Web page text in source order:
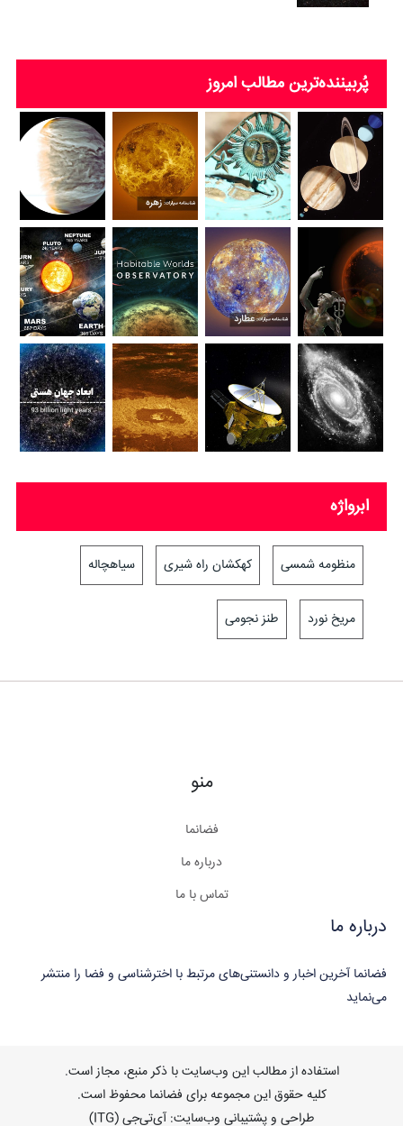
پُربیننده‌ترین‌ مطالب امروز
ابرواژه
منظومه شمسی کهکشان راه شیری سیاهچاله
مریخ نورد طنز نجومی
منو
فضانما
درباره ما
تماس با ما
درباره ما
فضانما آخرین اخبار و دانستنی‌های مرتبط با اخترشناسی و فضا را منتشر
می‌نماید
استفاده از مطالب این وب‌سایت با ذکر منبع، مجاز است.
کلیه حقوق این مجموعه برای فضانما محفوظ است.
طراحی و پشتیبانی وب‌سایت: آی‌تی‌جی (ITG)